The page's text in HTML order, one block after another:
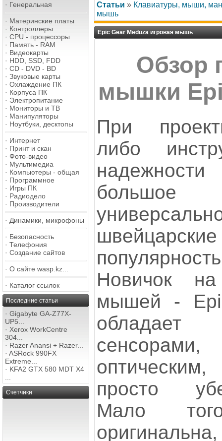
· Генеральная
· Материнские платы
· Контроллеры
· CPU - процессоры
· Память - RAM
· Видеокарты
· HDD, SSD, FDD
· CD - DVD - BD
· Звуковые карты
· Охлаждение ПК
· Корпуса ПК
· Электропитание
· Мониторы и ТВ
· Манипуляторы
· Ноутбуки, десктопы
· Интернет
· Принт и скан
· Фото-видео
· Мультимедиа
· Компьютеры - общая
· Программное
· Игры ПК
· Радиодело
· Производители
· Динамики, микрофоны
· Безопасность
· Телефония
· Создание сайтов
· О сайте wasp.kz...
· Каталог ссылок
Последние статьи
· Gigabyte GA-Z77X-
UP5...
· Xerox WorkCentre
304...
· Razer Anansi + Razer...
· ASRock 990FX
Extreme...
· KFA2 GTX 580 MDT X4
Счетчики
Статьи » Клавиатуры, мыши,
мышь
Epic Gear Meduza игровая мышь
Обзор
мышки
При
либо
Новичок
мышей -
просто
Мало